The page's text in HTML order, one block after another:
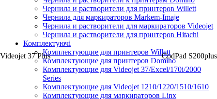
Чернила и растворители для принтеров Willett
Чернила для маркираторов Markem-Imaje
Чернила и растворители для маркираторов Videojet
Чернила и растворители для принтеров Hitachi
Комплектуючі
Комплектующие для принтеров Willett
Комплектующие для принтеров Domino
Комплектующие для Videojet 37/Excel/170i/2000
Series
Комплектующие для Videojet 1210/1220/1510/1610
Комплектующие для маркираторов Linx
Videojet 37 Plus CodPad S200plus